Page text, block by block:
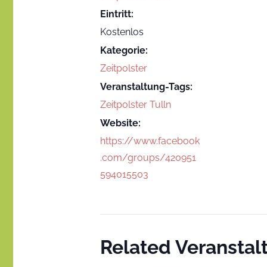
Eintritt:
Kostenlos
Kategorie:
Zeitpolster
Veranstaltung-Tags:
Zeitpolster Tulln
Website:
https://www.facebook
.com/groups/420951
594015503
Related